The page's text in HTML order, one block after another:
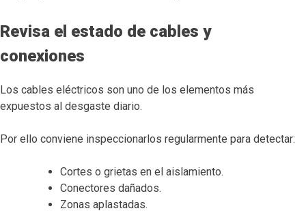
Revisa el estado de cables y
conexiones
Los cables eléctricos son uno de los elementos más
expuestos al desgaste diario.
Por ello conviene inspeccionarlos regularmente para detectar:
Cortes o grietas en el aislamiento.
Conectores dañados.
Zonas aplastadas.